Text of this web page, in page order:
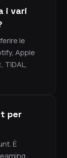
i vari
le
Apple
TIDAL,
per
È